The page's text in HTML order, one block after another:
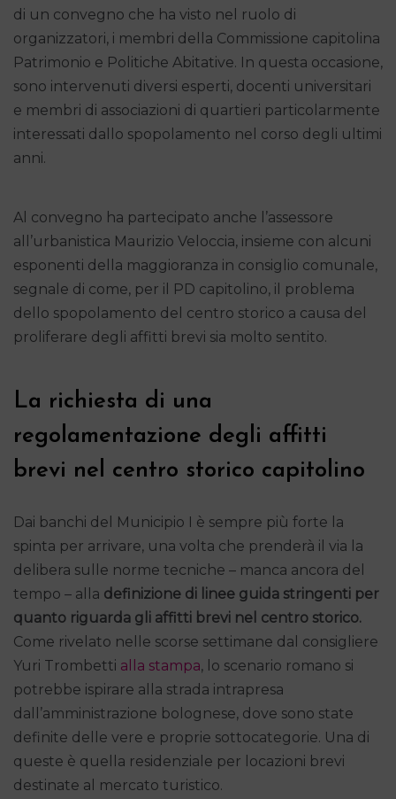
di un convegno che ha visto nel ruolo di
organizzatori, i membri della Commissione capitolina
Patrimonio e Politiche Abitative. In questa occasione,
sono intervenuti diversi esperti, docenti universitari
e membri di associazioni di quartieri particolarmente
interessati dallo spopolamento nel corso degli ultimi
anni.
Al convegno ha partecipato anche l’assessore
all’urbanistica Maurizio Veloccia, insieme con alcuni
esponenti della maggioranza in consiglio comunale,
segnale di come, per il PD capitolino, il problema
dello spopolamento del centro storico a causa del
proliferare degli affitti brevi sia molto sentito.
La richiesta di una
regolamentazione degli affitti
brevi nel centro storico capitolino
Dai banchi del Municipio I è sempre più forte la
spinta per arrivare, una volta che prenderà il via la
delibera sulle norme tecniche – manca ancora del
tempo – alla definizione di linee guida stringenti per
quanto riguarda gli affitti brevi nel centro storico.
Come rivelato nelle scorse settimane dal consigliere
Yuri Trombetti alla stampa, lo scenario romano si
potrebbe ispirare alla strada intrapresa
dall’amministrazione bolognese, dove sono state
definite delle vere e proprie sottocategorie. Una di
queste è quella residenziale per locazioni brevi
destinate al mercato turistico.